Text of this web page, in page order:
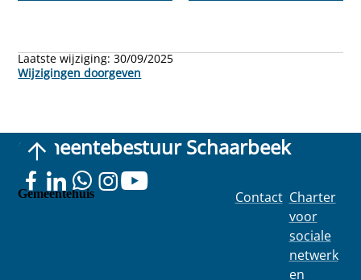
Laatste wijziging:30/09/2025
Wijzigingen doorgeven
Gemeentebestuur Schaarbeek
Gemeentehuis Contact Charter
voor
sociale
netwerk
en